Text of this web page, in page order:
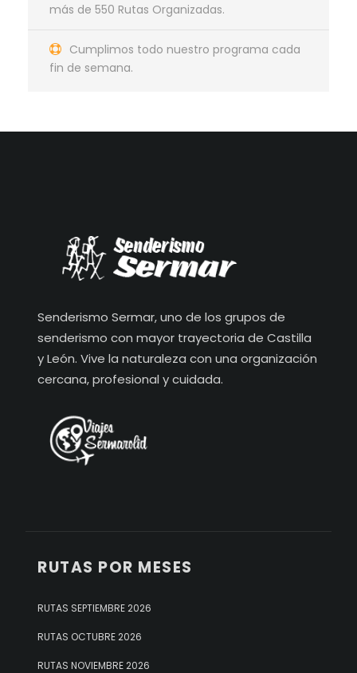
más de 550 Rutas Organizadas.
Cumplimos todo nuestro programa cada
fin de semana.
Senderismo Sermar, uno de los grupos de
senderismo con mayor trayectoria de Castilla
y León. Vive la naturaleza con una organización
cercana, profesional y cuidada.
RUTAS POR MESES
RUTAS SEPTIEMBRE 2026
RUTAS OCTUBRE 2026
RUTAS NOVIEMBRE 2026